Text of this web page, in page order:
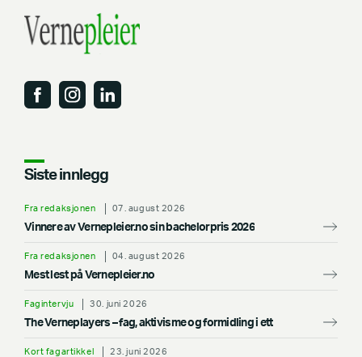
Siste innlegg
Fra redaksjonen 07. august 2026
Vinnere av Vernepleier.no sin bachelorpris 2026
Fra redaksjonen 04. august 2026
Mest lest på Vernepleier.no
Fagintervju 30. juni 2026
The Verneplayers – fag, aktivisme og formidling i ett
Kort fagartikkel 23. juni 2026